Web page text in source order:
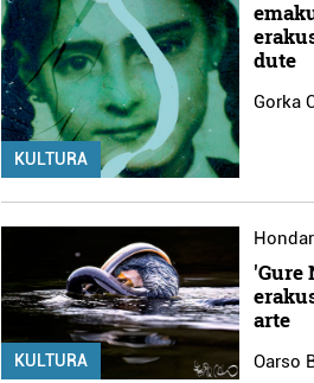
KULTURA
dute
Gorka
KULTURA
'Gure
arte
Oarso